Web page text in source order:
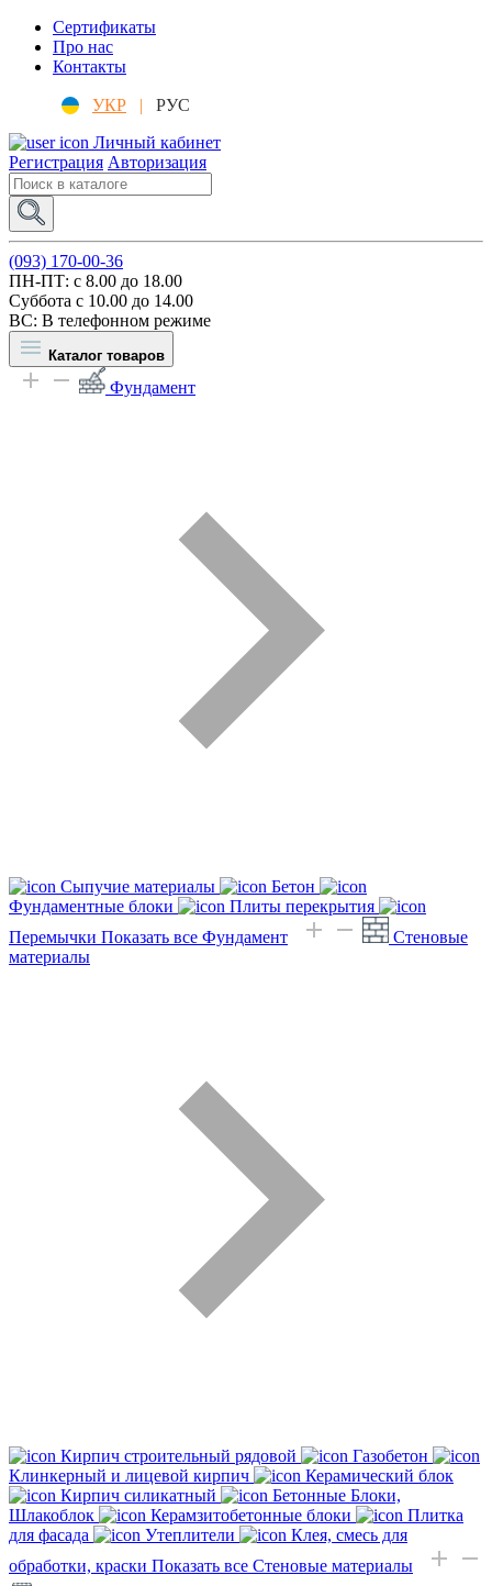
Сертификаты
Про нас
Контакты
УКР |
РУС
Личный кабинет
Регистрация Авторизация
(093) 170-00-36
ПН-ПТ: c 8.00 до 18.00
Суббота с 10.00 до 14.00
ВС: В телефонном режиме
Каталог товаров
Фундамент
Сыпучие материалы
Бетон
Фундаментные блоки
Плиты перекрытия
Перемычки Показать все Фундамент
Стеновые
материалы
Кирпич строительный рядовой
Газобетон
Клинкерный и лицевой кирпич
Керамический блок
Кирпич силикатный
Бетонные Блоки,
Шлакоблок
Керамзитобетонные блоки
Плитка
для фасада
Утеплители
Клея, смесь для
обработки, краски Показать все Стеновые материалы